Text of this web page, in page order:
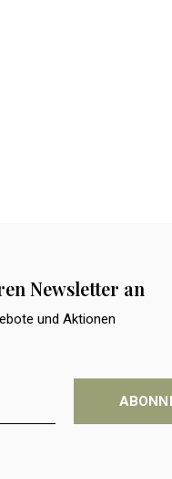
Newsletter an
und Aktionen